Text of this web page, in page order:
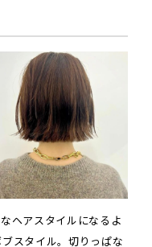
ヘアスタイルになるよ
スタイル。切りっぱな